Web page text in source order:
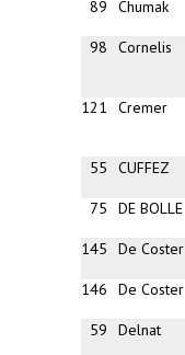
89 Chumak
98 Cornelis
121 Cremer
55 CUFFEZ
75 DE BOLLE
145 De Coster
146 De Coster
59 Delnat